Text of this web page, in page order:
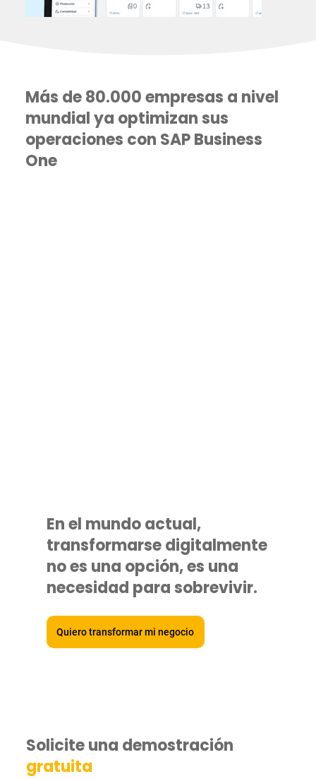
Más de 80.000 empresas a nivel
mundial ya optimizan sus
operaciones con SAP Business
One
En el mundo actual,
transformarse digitalmente
no es una opción, es una
necesidad para sobrevivir.
Quiero transformar mi negocio
Solicite una demostración
gratuita